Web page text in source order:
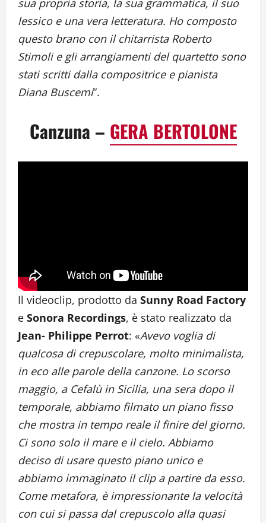
lessico e una vera letteratura. Ho composto
questo brano con il chitarrista Roberto
Stimoli e gli arrangiamenti del quartetto sono
stati scritti dalla compositrice e pianista
Diana Buscemi”.
Canzuna – GERA BERTOLONE
Il videoclip, prodotto da Sunny Road Factory
e Sonora Recordings, è stato realizzato da
Jean- Philippe Perrot: «Avevo voglia di
qualcosa di crepuscolare, molto minimalista,
in eco alle parole della canzone. Lo scorso
maggio, a Cefalù in Sicilia, una sera dopo il
temporale, abbiamo filmato un piano fisso
che mostra in tempo reale il finire del giorno.
Ci sono solo il mare e il cielo. Abbiamo
deciso di usare questo piano unico e
abbiamo immaginato il clip a partire da esso.
Come metafora, è impressionante la velocità
con cui si passa dal crepuscolo alla quasi